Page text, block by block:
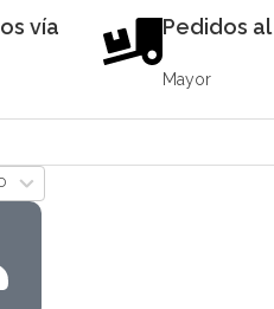
vía Pedidos al
Mayor